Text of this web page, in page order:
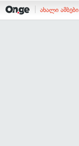
ახალი ამბები